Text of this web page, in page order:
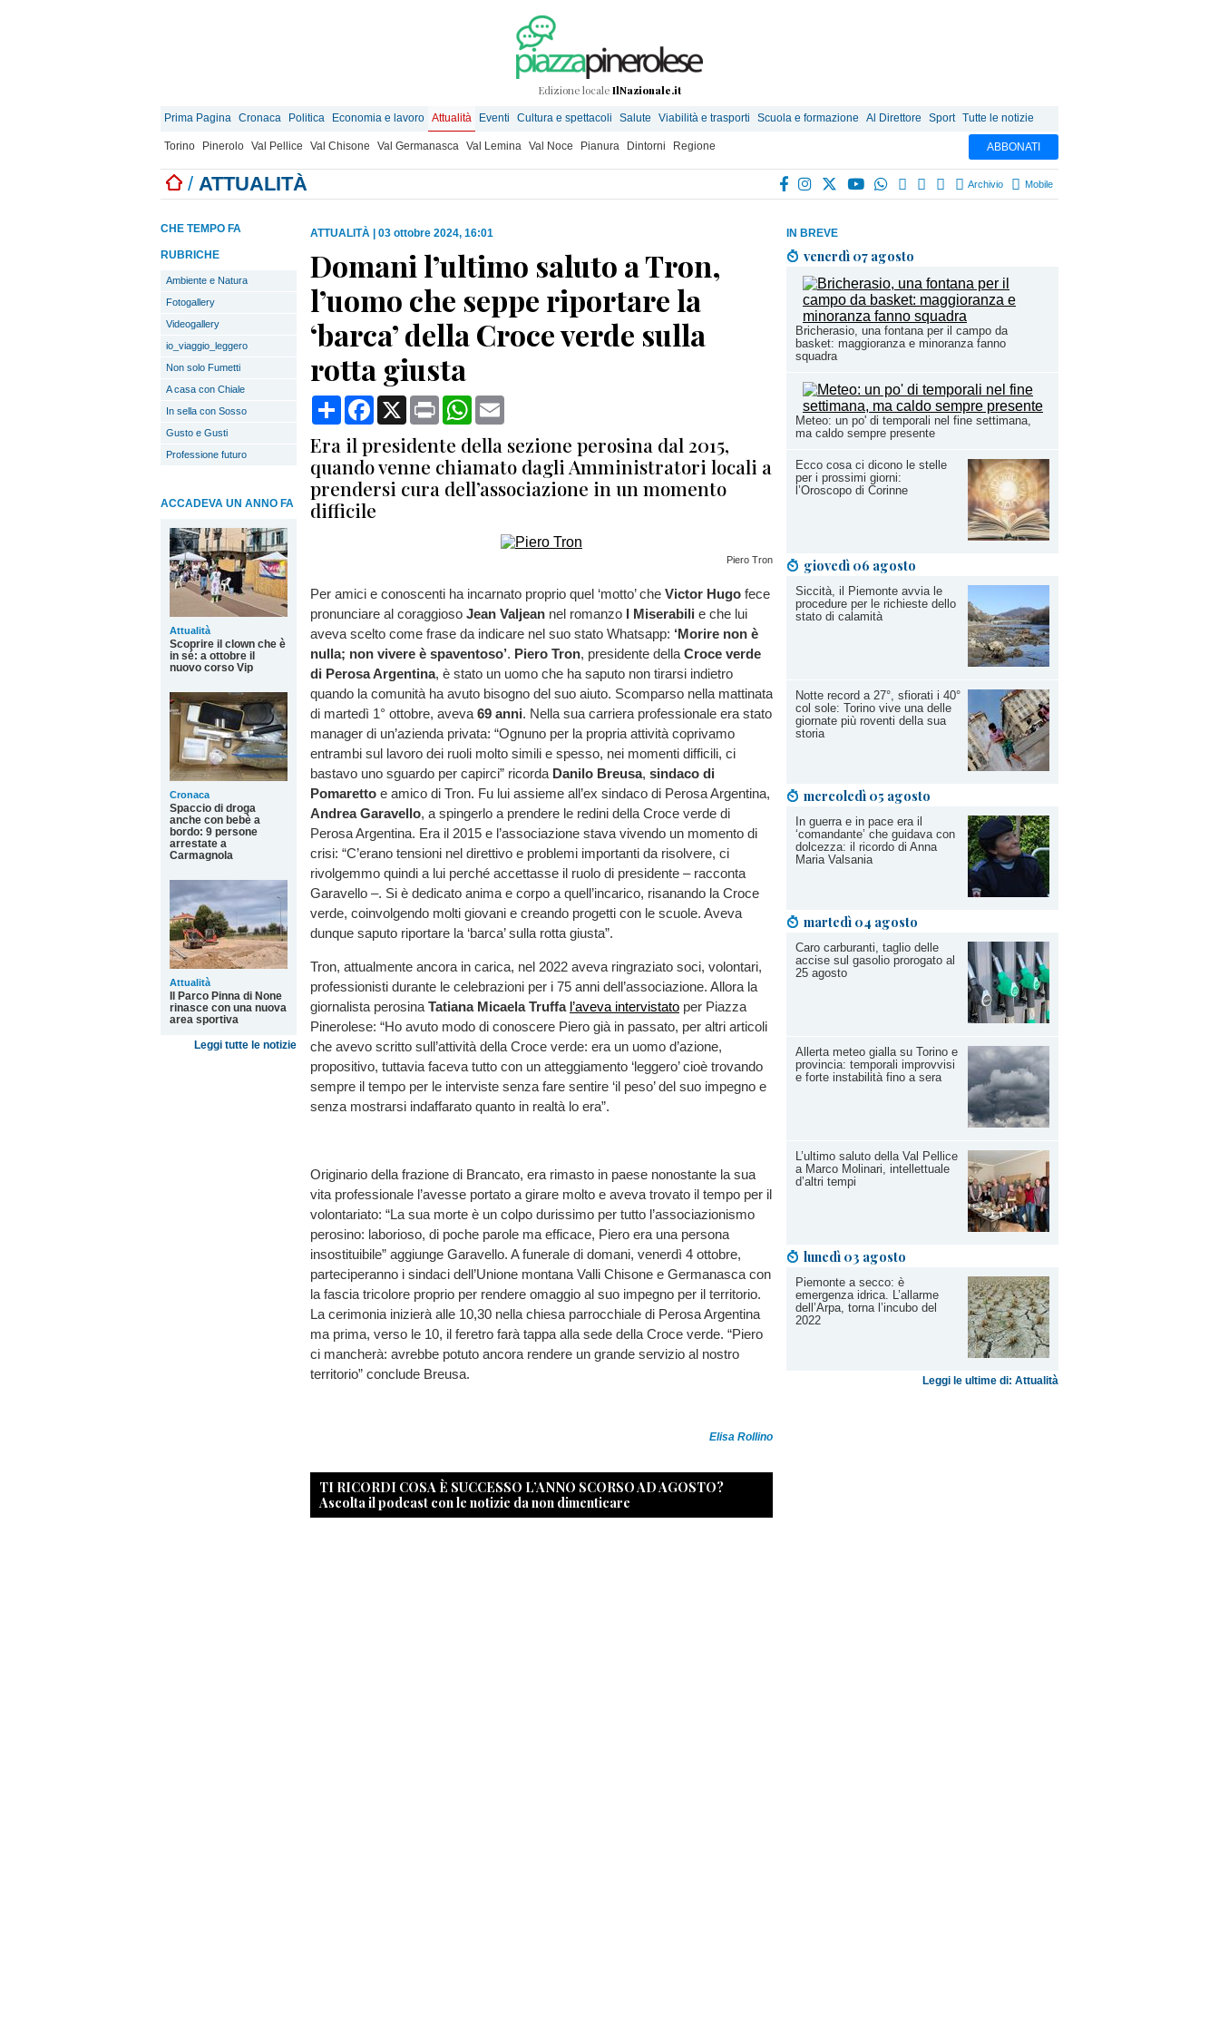
Edizione locale IlNazionale.it
Prima Pagina Cronaca Politica Economia e lavoro Attualità Eventi Cultura e spettacoli Salute Viabilità e trasporti Scuola e formazione Al Direttore Sport Tutte le notizie
Torino Pinerolo Val Pellice Val Chisone Val Germanasca Val Lemina Val Noce Pianura Dintorni Regione ABBONATI
/ ATTUALITÀ Archivio Mobile
IN BREVE
venerdì 07 agosto
Bricherasio, una fontana per il campo da
basket: maggioranza e minoranza fanno
squadra
Meteo: un po' di temporali nel fine settimana,
ma caldo sempre presente
Ecco cosa ci dicono le stelle
per i prossimi giorni:
l’Oroscopo di Corinne
giovedì 06 agosto
Siccità, il Piemonte avvia le
procedure per le richieste dello
stato di calamità
Notte record a 27°, sfiorati i 40°
col sole: Torino vive una delle
giornate più roventi della sua
storia
mercoledì 05 agosto
In guerra e in pace era il
‘comandante’ che guidava con
dolcezza: il ricordo di Anna
Maria Valsania
martedì 04 agosto
Caro carburanti, taglio delle
accise sul gasolio prorogato al
25 agosto
Allerta meteo gialla su Torino e
provincia: temporali improvvisi
e forte instabilità fino a sera
L’ultimo saluto della Val Pellice
a Marco Molinari, intellettuale
d’altri tempi
lunedì 03 agosto
Piemonte a secco: è
emergenza idrica. L’allarme
dell’Arpa, torna l’incubo del
2022
Leggi le ultime di: Attualità
CHE TEMPO FA
RUBRICHE
Ambiente e Natura
Fotogallery
Videogallery
io_viaggio_leggero
Non solo Fumetti
A casa con Chiale
In sella con Sosso
Gusto e Gusti
Professione futuro
ACCADEVA UN ANNO FA
Attualità
Scoprire il clown che è
in sé: a ottobre il
nuovo corso Vip
Cronaca
Spaccio di droga
anche con bebè a
bordo: 9 persone
arrestate a
Carmagnola
Attualità
Il Parco Pinna di None
rinasce con una nuova
area sportiva
Leggi tutte le notizie
ATTUALITÀ 03 ottobre 2024, 16:01
Domani l’ultimo saluto a Tron,
l’uomo che seppe riportare la
‘barca’ della Croce verde sulla
rotta giusta
CondividiFacebook
X Print WhatsApp
Era il presidente della sezione perosina dal 2015,
quando venne chiamato dagli Amministratori locali a
prendersi cura dell’associazione in un momento
difficile
Piero Tron
Per amici e conoscenti ha incarnato proprio quel ‘motto’ che Victor Hugo fece
pronunciare al coraggioso Jean Valjean nel romanzo I Miserabili e che lui
aveva scelto come frase da indicare nel suo stato Whatsapp: ‘Morire non è
nulla; non vivere è spaventoso’. Piero Tron, presidente della Croce verde
di Perosa Argentina, è stato un uomo che ha saputo non tirarsi indietro
quando la comunità ha avuto bisogno del suo aiuto. Scomparso nella mattinata
di martedì 1° ottobre, aveva 69 anni. Nella sua carriera professionale era stato
manager di un’azienda privata: “Ognuno per la propria attività coprivamo
entrambi sul lavoro dei ruoli molto simili e spesso, nei momenti difficili, ci
bastavo uno sguardo per capirci” ricorda Danilo Breusa, sindaco di
Pomaretto e amico di Tron. Fu lui assieme all’ex sindaco di Perosa Argentina,
Andrea Garavello, a spingerlo a prendere le redini della Croce verde di
Perosa Argentina. Era il 2015 e l’associazione stava vivendo un momento di
crisi: “C’erano tensioni nel direttivo e problemi importanti da risolvere, ci
rivolgemmo quindi a lui perché accettasse il ruolo di presidente – racconta
Garavello –. Si è dedicato anima e corpo a quell’incarico, risanando la Croce
verde, coinvolgendo molti giovani e creando progetti con le scuole. Aveva
dunque saputo riportare la ‘barca’ sulla rotta giusta”.
Tron, attualmente ancora in carica, nel 2022 aveva ringraziato soci, volontari,
professionisti durante le celebrazioni per i 75 anni dell’associazione. Allora la
giornalista perosina Tatiana Micaela Truffa l’aveva intervistato per Piazza
Pinerolese: “Ho avuto modo di conoscere Piero già in passato, per altri articoli
che avevo scritto sull’attività della Croce verde: era un uomo d’azione,
propositivo, tuttavia faceva tutto con un atteggiamento ‘leggero’ cioè trovando
sempre il tempo per le interviste senza fare sentire ‘il peso’ del suo impegno e
senza mostrarsi indaffarato quanto in realtà lo era”.
Originario della frazione di Brancato, era rimasto in paese nonostante la sua
vita professionale l’avesse portato a girare molto e aveva trovato il tempo per il
volontariato: “La sua morte è un colpo durissimo per tutto l’associazionismo
perosino: laborioso, di poche parole ma efficace, Piero era una persona
insostituibile” aggiunge Garavello. A funerale di domani, venerdì 4 ottobre,
parteciperanno i sindaci dell’Unione montana Valli Chisone e Germanasca con
la fascia tricolore proprio per rendere omaggio al suo impegno per il territorio.
La cerimonia inizierà alle 10,30 nella chiesa parrocchiale di Perosa Argentina
ma prima, verso le 10, il feretro farà tappa alla sede della Croce verde. “Piero
ci mancherà: avrebbe potuto ancora rendere un grande servizio al nostro
territorio” conclude Breusa.
Elisa Rollino
TI RICORDI COSA È SUCCESSO L’ANNO SCORSO AD AGOSTO?
Ascolta il podcast con le notizie da non dimenticare